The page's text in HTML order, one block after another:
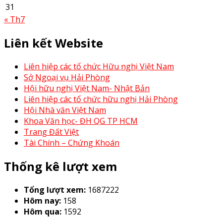
31
« Th7
Liên kết Website
Liên hiệp các tổ chức Hữu nghị Việt Nam
Sở Ngoại vụ Hải Phòng
Hội hữu nghị Việt Nam- Nhật Bản
Liên hiệp các tổ chức hữu nghị Hải Phòng
Hội Nhà văn Việt Nam
Khoa Văn học- ĐH QG TP HCM
Trang Đất Việt
Tài Chính – Chứng Khoán
Thống kê lượt xem
Tổng lượt xem: 1687222
Hôm nay: 158
Hôm qua: 1592